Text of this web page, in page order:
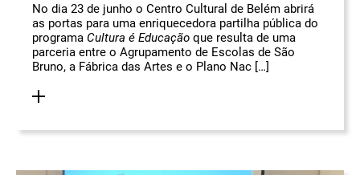
No dia 23 de junho o Centro Cultural de Belém abrirá
as portas para uma enriquecedora partilha pública do
programa Cultura é Educação que resulta de uma
parceria entre o Agrupamento de Escolas de São
Bruno, a Fábrica das Artes e o Plano Nac […]